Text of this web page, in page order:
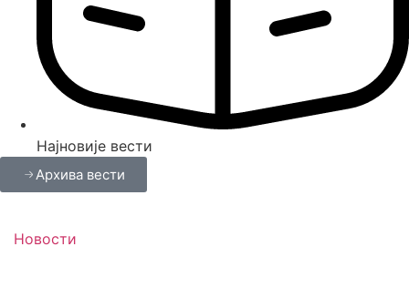
Најновије вести
Архива вести
Новости